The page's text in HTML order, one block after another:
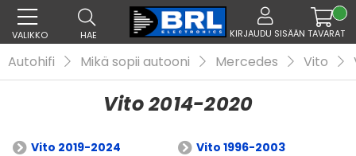
VALIKKO HAE KIRJAUDU SISÄÄN TAVARAT
Autohifi Mikä sopii autooni Mercedes Vito
Vito 2014-2020
Vito 2019-2024
Vito 1996-2003